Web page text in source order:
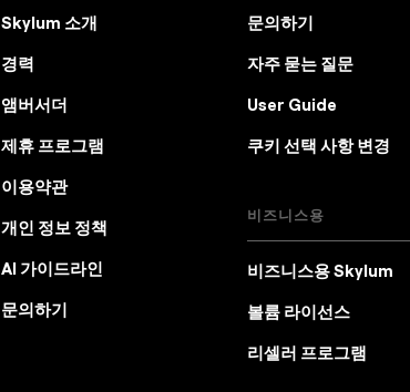
Skylum 소개
경력
앰버서더
제휴 프로그램
이용약관
개인 정보 정책
AI 가이드라인
문의하기
문의하기
자주 묻는 질문
User Guide
쿠키 선택 사항 변경
비즈니스용
비즈니스용 Skylum
볼륨 라이선스
리셀러 프로그램